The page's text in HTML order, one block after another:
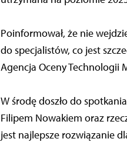
Poinformował, że nie
do specjalistów, co jest
Agencja Oceny Technologii
W środę doszło do
Filipem Nowakiem oraz
jest najlepsze rozwiązanie